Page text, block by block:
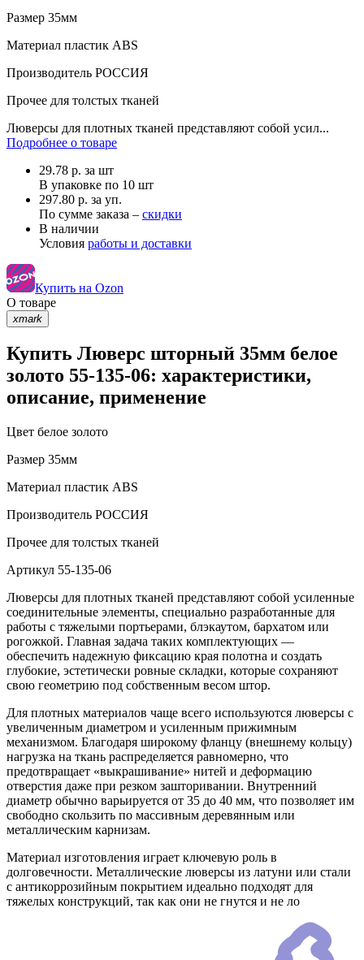
Размер 35мм
Материал пластик АВS
Производитель РОССИЯ
Прочее для толстых тканей
Люверсы для плотных тканей представляют собой усил...
Подробнее о товаре
29.78 р. за шт
В упаковке по 10 шт
297.80 р. за уп.
По сумме заказа – скидки
В наличии
Условия работы и доставки
Купить на Ozon
О товаре
xmark
Купить Люверс шторный 35мм белое
золото 55-135-06: характеристики,
описание, применение
Цвет белое золото
Размер 35мм
Материал пластик АВS
Производитель РОССИЯ
Прочее для толстых тканей
Артикул 55-135-06
Люверсы для плотных тканей представляют собой усиленные
соединительные элементы, специально разработанные для
работы с тяжелыми портьерами, блэкаутом, бархатом или
рогожкой. Главная задача таких комплектующих —
обеспечить надежную фиксацию края полотна и создать
глубокие, эстетически ровные складки, которые сохраняют
свою геометрию под собственным весом штор.
Для плотных материалов чаще всего используются люверсы с
увеличенным диаметром и усиленным прижимным
механизмом. Благодаря широкому фланцу (внешнему кольцу)
нагрузка на ткань распределяется равномерно, что
предотвращает «выкрашивание» нитей и деформацию
отверстия даже при резком зашторивании. Внутренний
диаметр обычно варьируется от 35 до 40 мм, что позволяет им
свободно скользить по массивным деревянным или
металлическим карнизам.
Материал изготовления играет ключевую роль в
долговечности. Металлические люверсы из латуни или стали
с антикоррозийным покрытием идеально подходят для
тяжелых конструкций, так как они не гнутся и не ло